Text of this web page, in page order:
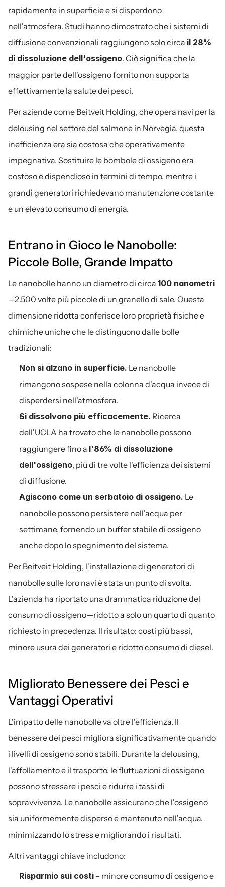
rapidamente in superficie e si disperdono
nell'atmosfera. Studi hanno dimostrato che i sistemi di
diffusione convenzionali raggiungono solo circa il 28%
di dissoluzione dell'ossigeno. Ciò significa che la
maggior parte dell'ossigeno fornito non supporta
effettivamente la salute dei pesci.
Per aziende come Beitveit Holding, che opera navi per la
delousing nel settore del salmone in Norvegia, questa
inefficienza era sia costosa che operativamente
impegnativa. Sostituire le bombole di ossigeno era
costoso e dispendioso in termini di tempo, mentre i
grandi generatori richiedevano manutenzione costante
e un elevato consumo di energia.
Entrano in Gioco le Nanobolle:
Piccole Bolle, Grande Impatto
Le nanobolle hanno un diametro di circa 100 nanometri
—2.500 volte più piccole di un granello di sale. Questa
dimensione ridotta conferisce loro proprietà fisiche e
chimiche uniche che le distinguono dalle bolle
tradizionali:
Non si alzano in superficie. Le nanobolle
rimangono sospese nella colonna d'acqua invece di
disperdersi nell'atmosfera.
Si dissolvono più efficacemente. Ricerca
dell'UCLA ha trovato che le nanobolle possono
raggiungere fino a l'86% di dissoluzione
dell'ossigeno, più di tre volte l'efficienza dei sistemi
di diffusione.
Agiscono come un serbatoio di ossigeno. Le
nanobolle possono persistere nell'acqua per
settimane, fornendo un buffer stabile di ossigeno
anche dopo lo spegnimento del sistema.
Per Beitveit Holding, l'installazione di generatori di
nanobolle sulle loro navi è stata un punto di svolta.
L'azienda ha riportato una drammatica riduzione del
consumo di ossigeno—ridotto a solo un quarto di quanto
richiesto in precedenza. Il risultato: costi più bassi,
minore usura dei generatori e ridotto consumo di diesel.
Migliorato Benessere dei Pesci e
Vantaggi Operativi
L'impatto delle nanobolle va oltre l'efficienza. Il
benessere dei pesci migliora significativamente quando
i livelli di ossigeno sono stabili. Durante la delousing,
l'affollamento e il trasporto, le fluttuazioni di ossigeno
possono stressare i pesci e ridurre i tassi di
sopravvivenza. Le nanobolle assicurano che l'ossigeno
sia uniformemente disperso e mantenuto nell'acqua,
minimizzando lo stress e migliorando i risultati.
Altri vantaggi chiave includono:
Risparmio sui costi – minore consumo di ossigeno e